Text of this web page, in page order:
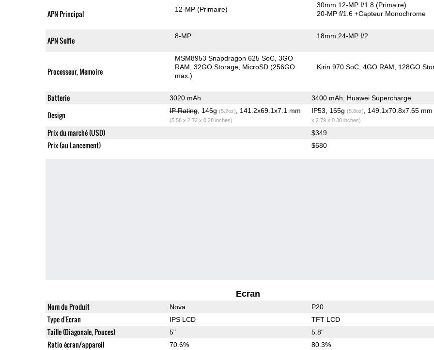
APN Principal 12-MP(Primaire)
30mm 12-MP f/1.8(Primaire)
20-MP f/1.6+Capteur Monochrome
APN Selfie 8-MP 18mm 24-MP f/2
Processeur, Memoire
MSM8953 Snapdragon 625 SoC 3GO
RAM 32GO Storage MicroSD (256GO
max.)
Kirin 970 SoC 4GO RAM 128GO
Batterie 3020 mAh 3400 mAh, Huawei Supercharge
Design IP Rating, 146g (5.2oz) , 141.2x69.1x7.1 mm
(5.56 x 2.72 x 0.28 inches)
IP53, 165g (5.8oz) , 149.1x70.8x7.65 mm
x 2.79 x 0.30 inches)
Prix du marché (USD) $349
Prix (au Lancement) $680
Ecran
Nom du Produit Nova P20
Type d'Ecran IPS LCD TFT LCD
Taille (Diagonale, Pouces) 5" 5.8"
Ratio écran/appareil 70.6% 80.3%